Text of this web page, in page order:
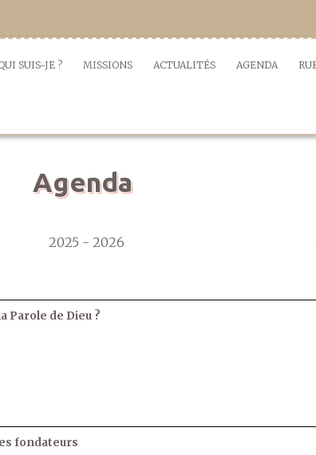
SUIS-JE ? MISSIONS ACTUALITÉS AGENDA
Agenda
2025 - 2026
Parole de Dieu ?
fondateurs